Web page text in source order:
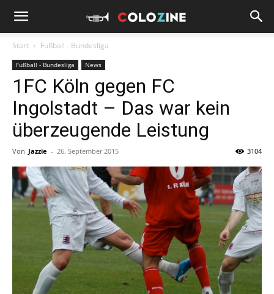
Start Fußball - Bundesliga
Fußball - Bundesliga News
1FC Köln gegen FC
Ingolstadt – Das war kein
überzeugende Leistung
Von Jazzie - 26. September 2015 3104